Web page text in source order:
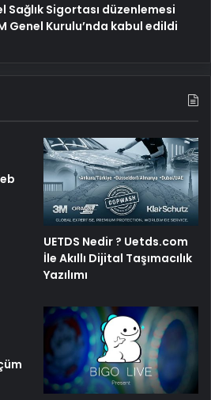
Sağlık Sigortası düzenlemesi
Genel Kurulu’nda kabul edildi
UETDS Nedir ? Uetds.com
İle Akıllı Dijital Taşımacılık
Yazılımı